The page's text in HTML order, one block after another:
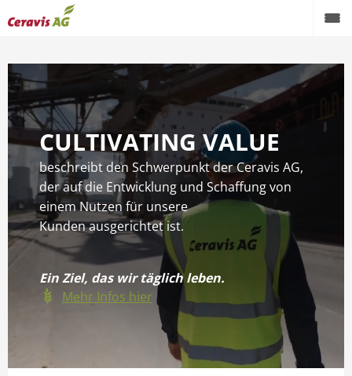
CULTIVATING VALUE
beschreibt den Schwerpunkt der Ceravis AG,
der auf die Entwicklung und Schaffung von
einem Nutzen für unsere
Kunden ausgerichtet ist.
Ein Ziel, das wir täglich leben.
Mehr Infos hier